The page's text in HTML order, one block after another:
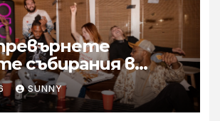
събирания в
караоке система
SUNNY